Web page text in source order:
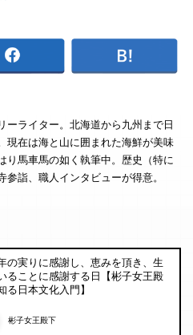
ーライター。北海道から九州まで日
現在は海と山に囲まれた海鮮が美味
り馬車馬の如く執筆中。歴史（特に
参詣、職人インタビューが得意。
の実りに感謝し、恵みを頂き、生
ることに感謝する日【彬子女王殿
る日本文化入門】
彬子女王殿下